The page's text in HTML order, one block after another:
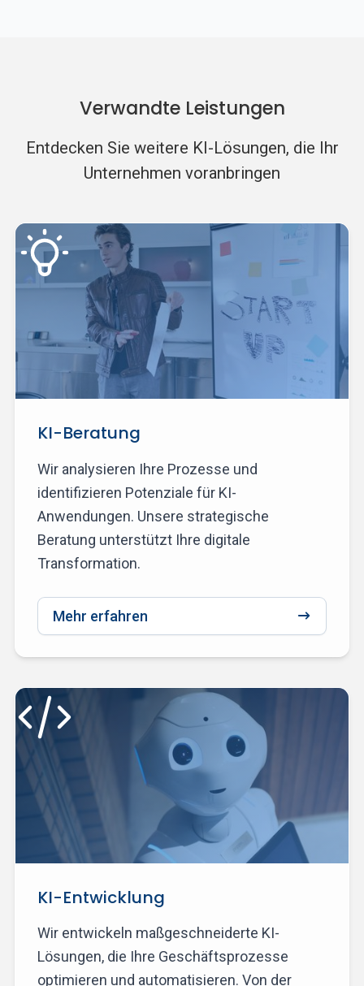
Verwandte Leistungen
Entdecken Sie weitere KI-Lösungen, die Ihr
Unternehmen voranbringen
KI-Beratung
Wir analysieren Ihre Prozesse und
identifizieren Potenziale für KI-
Anwendungen. Unsere strategische
Beratung unterstützt Ihre digitale
Transformation.
Mehr erfahren
KI-Entwicklung
Wir entwickeln maßgeschneiderte KI-
Lösungen, die Ihre Geschäftsprozesse
optimieren und automatisieren. Von der